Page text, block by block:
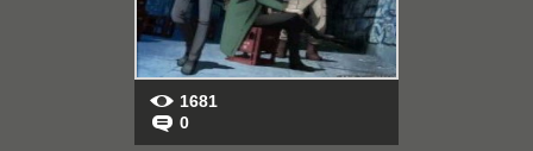
1681
0